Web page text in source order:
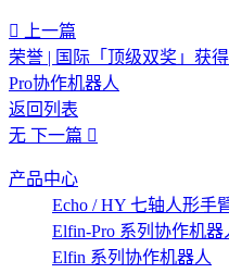
上一篇
荣誉 | 国际「顶级双奖」获
Pro协作机器人
返回列表
无 下一篇
产品中心
Echo / HY 七轴人形手
Elfin-Pro 系列协作机器
Elfin 系列协作机器人